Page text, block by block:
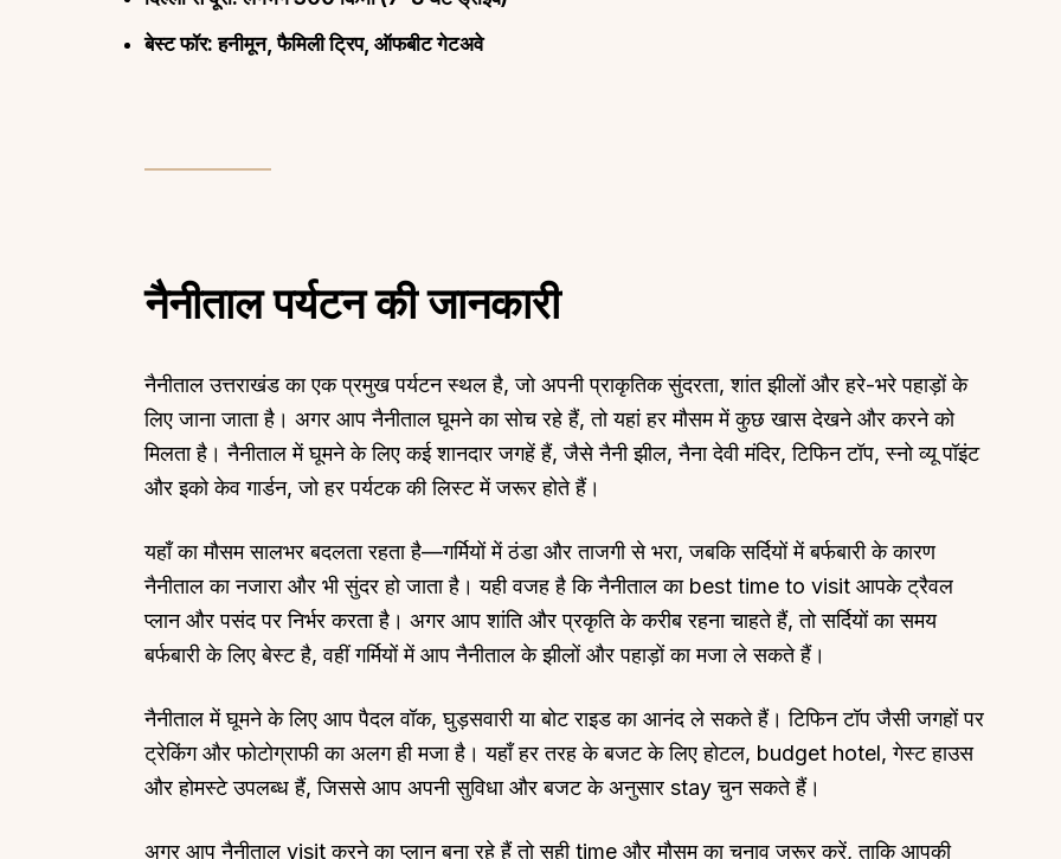
बेस्ट फॉर: हनीमून, फैमिली ट्रिप, ऑफबीट गेटअवे
नैनीताल पर्यटन की जानकारी
नैनीताल उत्तराखंड का एक प्रमुख पर्यटन स्थल है, जो अपनी प्राकृतिक सुंदरता, शांत झीलों और हरे-भरे पहाड़ों के
लिए जाना जाता है। अगर आप नैनीताल घूमने का सोच रहे हैं, तो यहां हर मौसम में कुछ खास देखने और करने को
मिलता है। नैनीताल में घूमने के लिए कई शानदार जगहें हैं, जैसे नैनी झील, नैना देवी मंदिर, टिफिन टॉप, स्नो व्यू पॉइंट
और इको केव गार्डन, जो हर पर्यटक की लिस्ट में जरूर होते हैं।
यहाँ का मौसम सालभर बदलता रहता है—गर्मियों में ठंडा और ताजगी से भरा, जबकि सर्दियों में बर्फबारी के कारण
नैनीताल का नजारा और भी सुंदर हो जाता है। यही वजह है कि नैनीताल का best time to visit आपके ट्रैवल
प्लान और पसंद पर निर्भर करता है। अगर आप शांति और प्रकृति के करीब रहना चाहते हैं, तो सर्दियों का समय
बर्फबारी के लिए बेस्ट है, वहीं गर्मियों में आप नैनीताल के झीलों और पहाड़ों का मजा ले सकते हैं।
नैनीताल में घूमने के लिए आप पैदल वॉक, घुड़सवारी या बोट राइड का आनंद ले सकते हैं। टिफिन टॉप जैसी जगहों पर
ट्रेकिंग और फोटोग्राफी का अलग ही मजा है। यहाँ हर तरह के बजट के लिए होटल, budget hotel, गेस्ट हाउस
और होमस्टे उपलब्ध हैं, जिससे आप अपनी सुविधा और बजट के अनुसार stay चुन सकते हैं।
अगर आप नैनीताल visit करने का प्लान बना रहे हैं तो सही time और मौसम का चुनाव जरूर करें, ताकि आपकी
Luxury Villas
Trending This Season
Festive Favourites Villas
Heated-Pool Collection
Impeccable View Villas
Corporate Offsite Villas
Getaway Collections
Our Story
Partner With Us
Offers
Corporate Offsites
Careers